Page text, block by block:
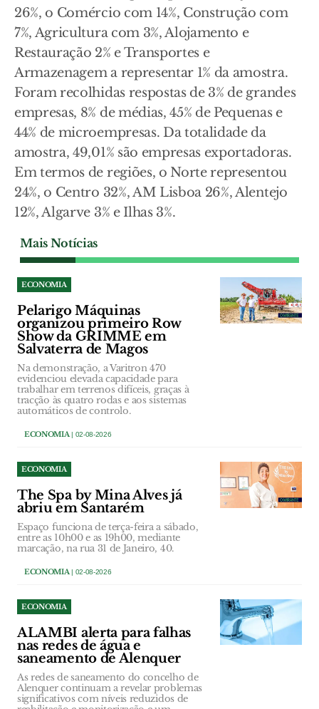
26%, o Comércio com 14%, Construção com
7%, Agricultura com 3%, Alojamento e
Restauração 2% e Transportes e
Armazenagem a representar 1% da amostra.
Foram recolhidas respostas de 3% de grandes
empresas, 8% de médias, 45% de Pequenas e
44% de microempresas. Da totalidade da
amostra, 49,01% são empresas exportadoras.
Em termos de regiões, o Norte representou
24%, o Centro 32%, AM Lisboa 26%, Alentejo
12%, Algarve 3% e Ilhas 3%.
Mais Notícias
ECONOMIA
Pelarigo Máquinas
organizou primeiro Row
Show da GRIMME em
Salvaterra de Magos
Na demonstração, a Varitron 470
evidenciou elevada capacidade para
trabalhar em terrenos difíceis, graças à
tracção às quatro rodas e aos sistemas
automáticos de controlo.
ECONOMIA | 02-08-2026
ECONOMIA
The Spa by Mina Alves já
abriu em Santarém
Espaço funciona de terça-feira a sábado,
entre as 10h00 e as 19h00, mediante
marcação, na rua 31 de Janeiro, 40.
ECONOMIA | 02-08-2026
ECONOMIA
ALAMBI alerta para falhas
nas redes de água e
saneamento de Alenquer
As redes de saneamento do concelho de
Alenquer continuam a revelar problemas
significativos com níveis reduzidos de